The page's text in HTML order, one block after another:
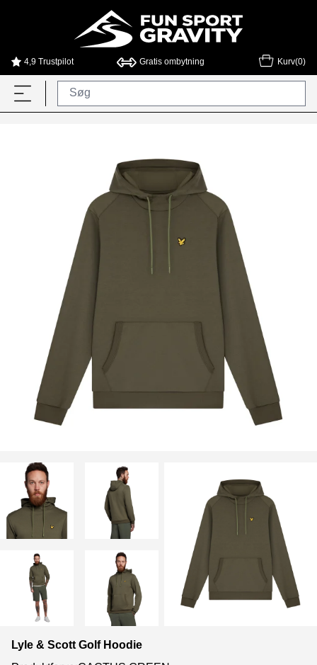
4,9 Trustpilot Gratis ombytning Kurv(0)
Lyle & Scott Golf Hoodie